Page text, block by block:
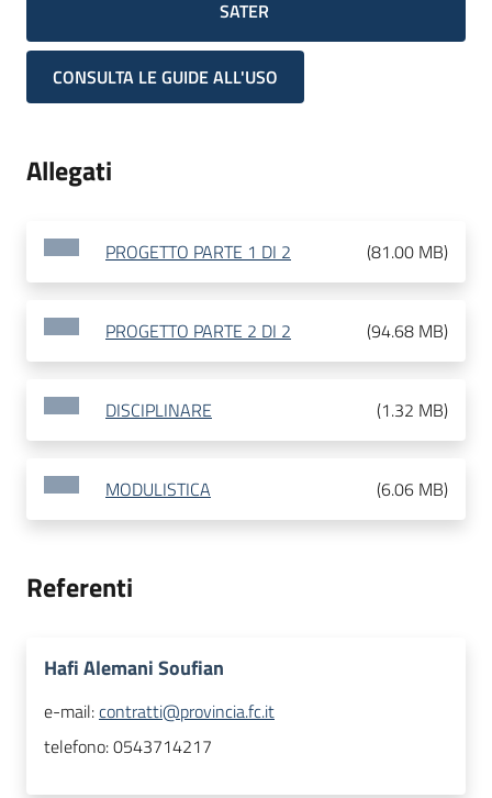
SATER
CONSULTA LE GUIDE ALL'USO
Allegati
PROGETTO PARTE 1 DI 2 (81.00 MB)
PROGETTO PARTE 2 DI 2 (94.68 MB)
DISCIPLINARE (1.32 MB)
MODULISTICA (6.06 MB)
Referenti
Hafi Alemani Soufian
e-mail:contratti@provincia.fc.it
telefono:0543714217